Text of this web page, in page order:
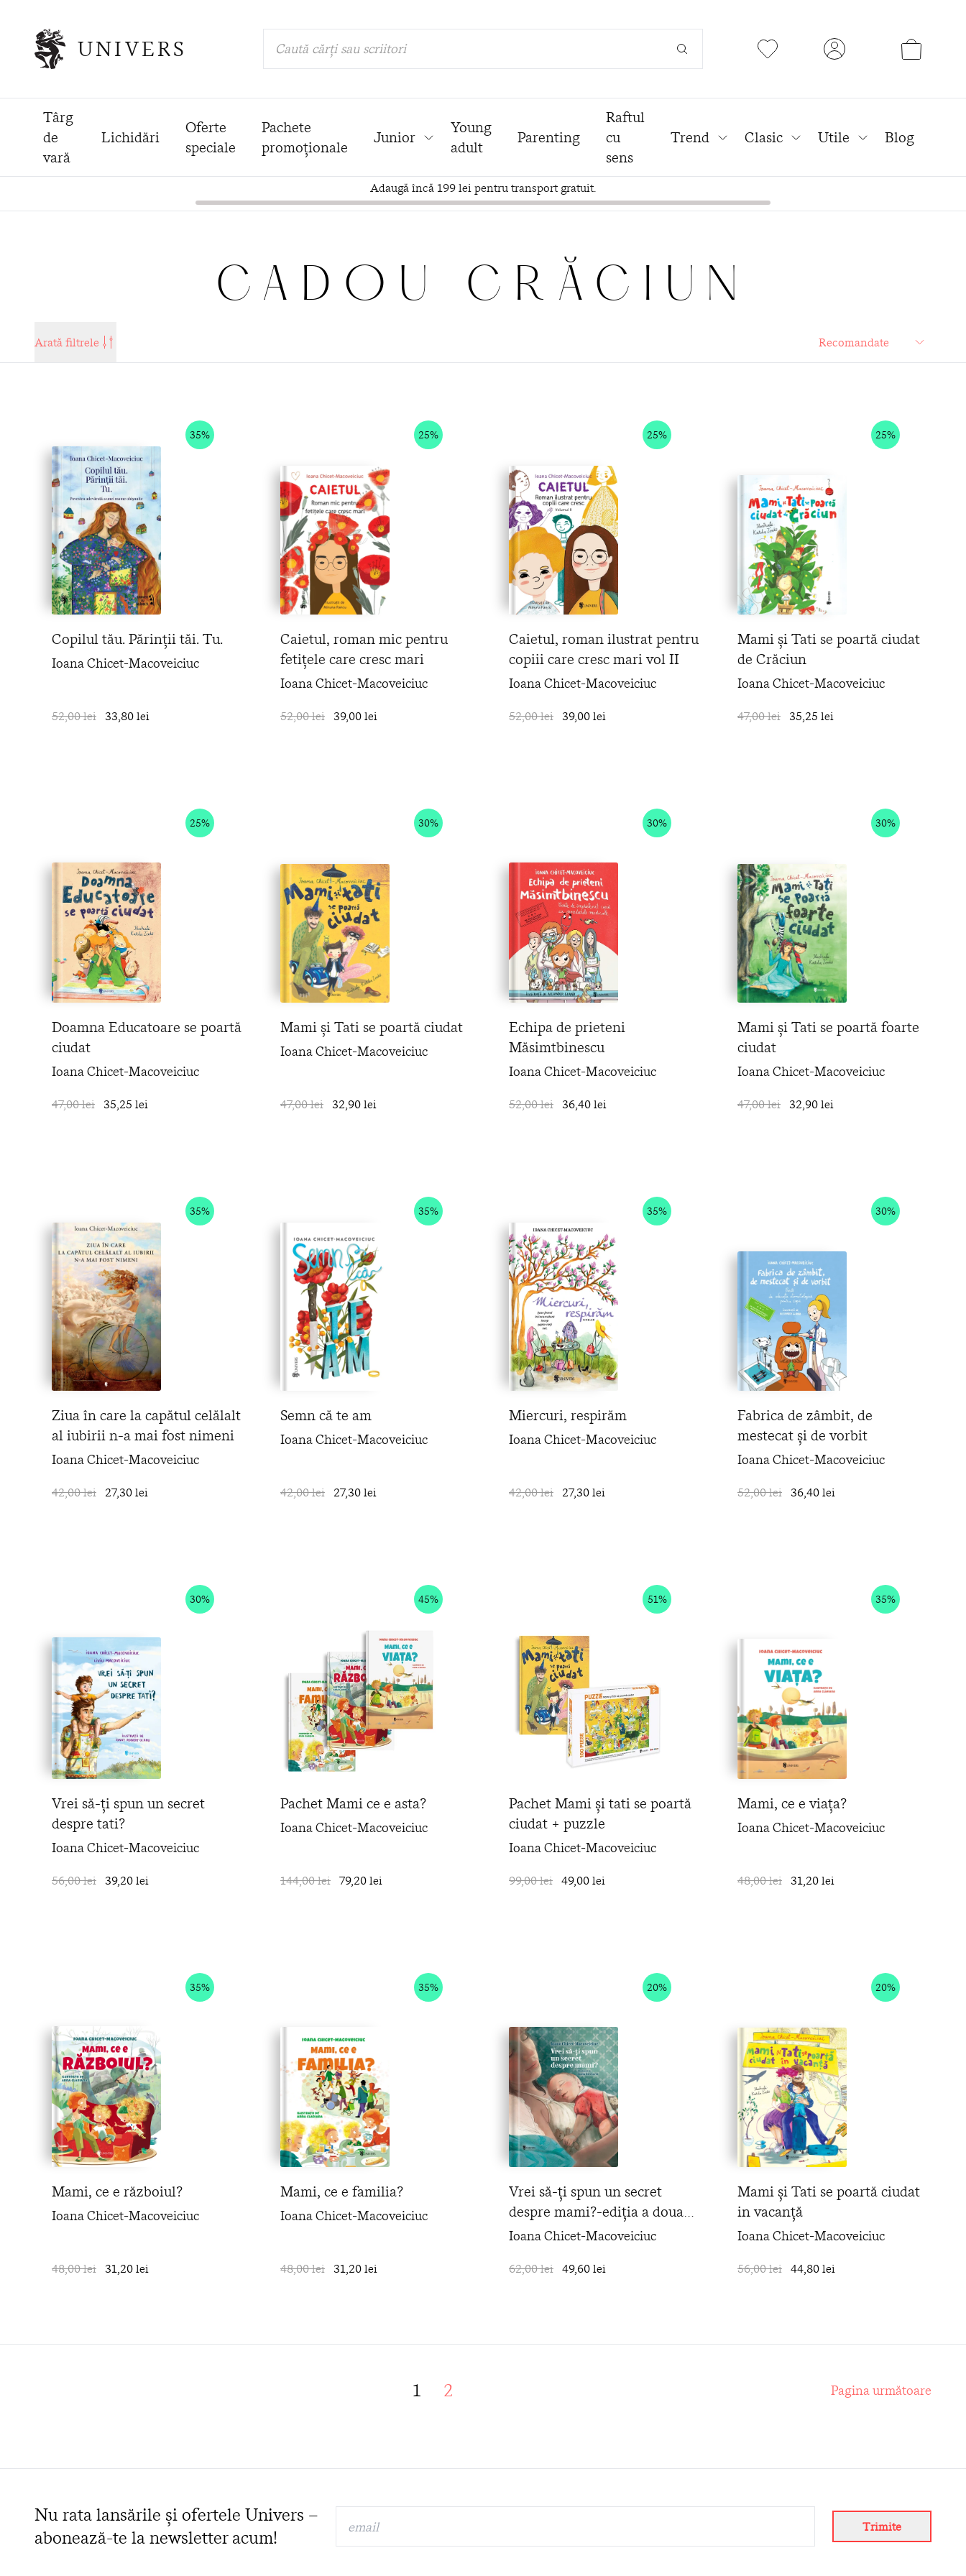
UNIVERS Caută cărți sau scriitori
Târg
de
vară
Lichidări
Oferte
speciale
Pachete
promoționale
Junior
Young
adult
Parenting
Raftul
cu
sens
Trend Clasic Utile Blog
Adaugă încă 199 lei pentru transport gratuit.
CADOU CRĂCIUN
Arată filtrele
35%
Copilul tău. Părinții tăi. Tu.
Ioana Chicet-Macoveiciuc
52,00 lei 33,80 lei
25%
Caietul, roman mic pentru
fetițele care cresc mari
Ioana Chicet-Macoveiciuc
52,00 lei 39,00 lei
25%
Caietul, roman ilustrat pentru
copiii care cresc mari vol II
Ioana Chicet-Macoveiciuc
52,00 lei 39,00 lei
25%
Mami și Tati se poartă ciudat
de Crăciun
Ioana Chicet-Macoveiciuc
47,00 lei 35,25 lei
25%
Doamna Educatoare se poartă
ciudat
Ioana Chicet-Macoveiciuc
47,00 lei 35,25 lei
30%
Mami și Tati se poartă ciudat
Ioana Chicet-Macoveiciuc
47,00 lei 32,90 lei
30%
Echipa de prieteni
Măsimtbinescu
Ioana Chicet-Macoveiciuc
52,00 lei 36,40 lei
30%
Mami și Tati se poartă foarte
ciudat
Ioana Chicet-Macoveiciuc
47,00 lei 32,90 lei
35%
Ziua în care la capătul celălalt
al iubirii n-a mai fost nimeni
Ioana Chicet-Macoveiciuc
42,00 lei 27,30 lei
35%
Semn că te am
Ioana Chicet-Macoveiciuc
42,00 lei 27,30 lei
35%
Miercuri, respirăm
Ioana Chicet-Macoveiciuc
42,00 lei 27,30 lei
30%
Fabrica de zâmbit, de
mestecat și de vorbit
Ioana Chicet-Macoveiciuc
52,00 lei 36,40 lei
30%
Vrei să-ți spun un secret
despre tati?
Ioana Chicet-Macoveiciuc
56,00 lei 39,20 lei
45%
Pachet Mami ce e asta?
Ioana Chicet-Macoveiciuc
144,00 lei 79,20 lei
51%
Pachet Mami și tati se poartă
ciudat + puzzle
Ioana Chicet-Macoveiciuc
99,00 lei 49,00 lei
35%
Mami, ce e viața?
Ioana Chicet-Macoveiciuc
48,00 lei 31,20 lei
35%
Mami, ce e războiul?
Ioana Chicet-Macoveiciuc
48,00 lei 31,20 lei
35%
Mami, ce e familia?
Ioana Chicet-Macoveiciuc
48,00 lei 31,20 lei
20%
Vrei să-ți spun un secret
despre mami?-ediția a doua
reilustrată
Ioana Chicet-Macoveiciuc
62,00 lei 49,60 lei
20%
Mami și Tati se poartă ciudat
in vacanță
Ioana Chicet-Macoveiciuc
56,00 lei 44,80 lei
1 2 Pagina următoare
Nu rata lansările și ofertele Univers –
abonează-te la newsletter acum!
Trimite